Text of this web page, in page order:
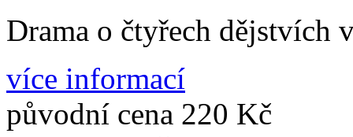
Drama o čtyřech dějstvích
více informací
původní cena 220 Kč